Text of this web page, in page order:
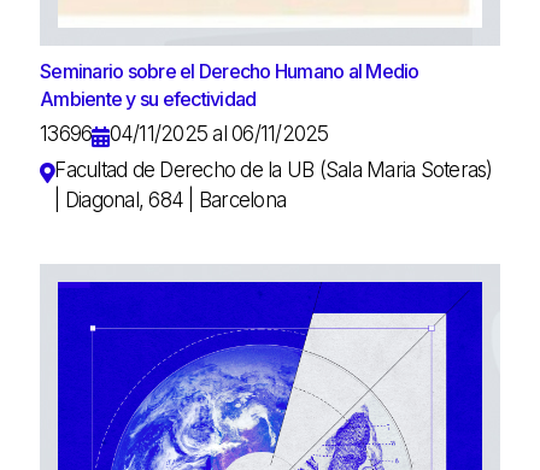
Seminario sobre el Derecho Humano al Medio
Ambiente y su efectividad
13696
04/11/2025 al 06/11/2025
Facultad de Derecho de la UB (Sala Maria Soteras)
| Diagonal, 684 | Barcelona